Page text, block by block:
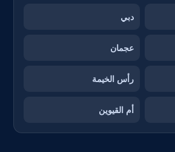
دبي
عجمان
رأس الخيمة
أم القيوين